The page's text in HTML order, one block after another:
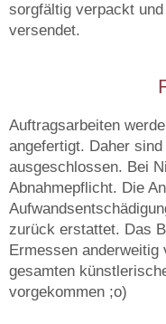
sorgfältig verpackt
versendet.
Auftragsarbeiten
angefertigt. Daher
ausgeschlossen. Bei
Abnahmepflicht. Die
zurück erstattet. Das
Ermessen
gesamten
vorgekommen ;o)